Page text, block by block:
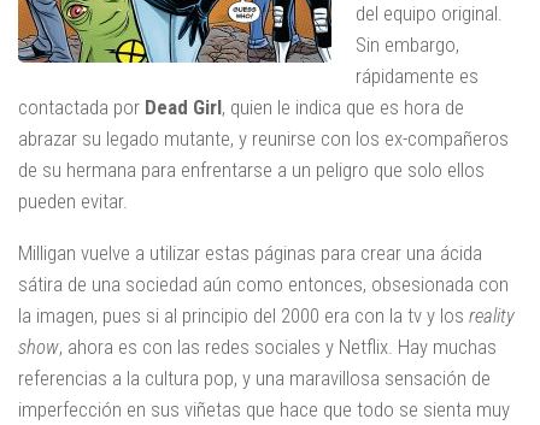
del equipo original.
Sin embargo,
rápidamente es
contactada por Dead Girl, quien le indica que es hora de
abrazar su legado mutante, y reunirse con los ex-compañeros
de su hermana para enfrentarse a un peligro que solo ellos
pueden evitar.
Milligan vuelve a utilizar estas páginas para crear una ácida
sátira de una sociedad aún como entonces, obsesionada con
la imagen, pues si al principio del 2000 era con la tv y los reality
show, ahora es con las redes sociales y Netflix. Hay muchas
referencias a la cultura pop, y una maravillosa sensación de
imperfección en sus viñetas que hace que todo se sienta muy